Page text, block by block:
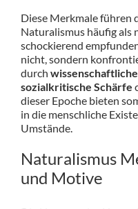
Diese Merkmale führen
Naturalismus häufig als
schockierend
nicht, sondern
durch
sozialkritische Schärfe
dieser Epoche bieten
in die menschliche
Umstände.
Naturalismus
und Motive